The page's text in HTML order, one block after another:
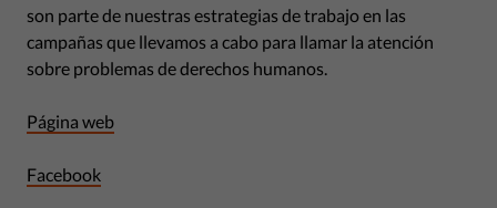
son parte de nuestras estrategias de trabajo en las
campañas que llevamos a cabo para llamar la atención
sobre problemas de derechos humanos.
Página web
Facebook